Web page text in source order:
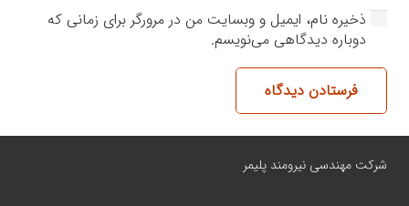
ذخیره نام، ایمیل و وبسایت من در مرورگر برای زمانی که
دوباره دیدگاهی می‌نویسم.
فرستادن دیدگاه
شرکت مهندسی نیرومند پلیمر